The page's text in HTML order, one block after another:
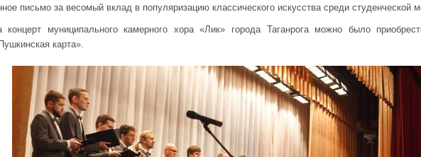
письмо за весомый вклад в популяризацию классического искусства среди студенческой
концерт муниципального камерного хора «Лик» города Таганрога можно было
карта».